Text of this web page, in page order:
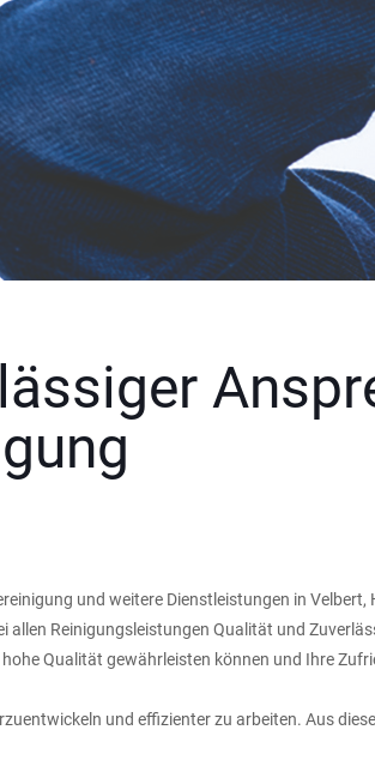
und weitere Dienstleistungen in
allen Reinigungsleistungen Qualität und
Qualität gewährleisten können und Ihre
und effizienter zu arbeiten. Aus